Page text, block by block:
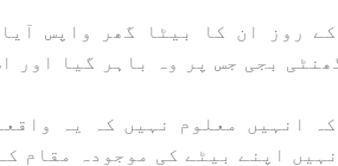
روز ان کا بیٹا گھر واپس
بجی جس پر وہ باہر گیا اور
انہیں معلوم نہیں کہ یہ
اپنے بیٹے کی موجودہ مقام